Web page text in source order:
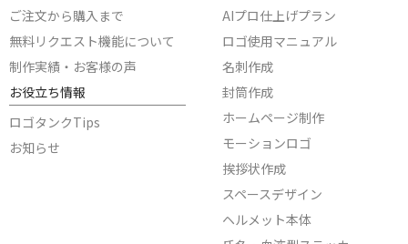
ご注文から購入まで
無料リクエスト機能について
制作実績・お客様の声
お役立ち情報
ロゴタンクTips
お知らせ
AIプロ仕上げプラン
ロゴ使用マニュアル
名刺作成
封筒作成
ホームページ制作
モーションロゴ
挨拶状作成
スペースデザイン
ヘルメット本体